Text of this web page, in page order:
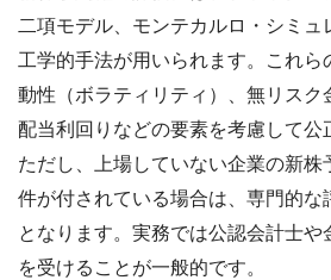
二項モデル、モンテカルロ・シミュ
工学的手法が用いられます。これら
動性（ボラティリティ）、無リスク
配当利回りなどの要素を考慮して公
ただし、上場していない企業の新株
件が付されている場合は、専門的な
となります。実務では公認会計士や
を受けることが一般的です。